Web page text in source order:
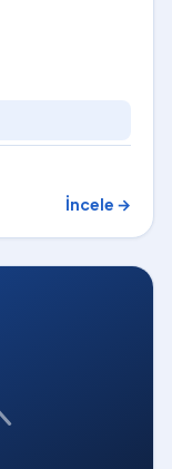
İncele →